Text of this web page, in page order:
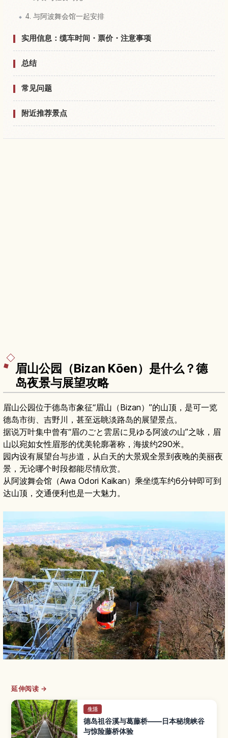
4. 与阿波舞会馆一起安排
实用信息：缆车时间・票价・注意事项
总结
常见问题
附近推荐景点
眉山公园（Bizan Kōen）是什么？德
岛夜景与展望攻略
眉山公园位于德岛市象征“眉山（Bizan）”的山顶，是可一览
德岛市街、吉野川，甚至远眺淡路岛的展望景点。
据说万叶集中曾有“眉のごと雲居に見ゆる阿波の山”之咏，眉
山以宛如女性眉形的优美轮廓著称，海拔约290米。
园内设有展望台与步道，从白天的大景观全景到夜晚的美丽夜
景，无论哪个时段都能尽情欣赏。
从阿波舞会馆（Awa Odori Kaikan）乘坐缆车约6分钟即可到
达山顶，交通便利也是一大魅力。
延伸阅读 →
生活
德岛祖谷溪与葛藤桥——日本秘境峡谷
与惊险藤桥体验